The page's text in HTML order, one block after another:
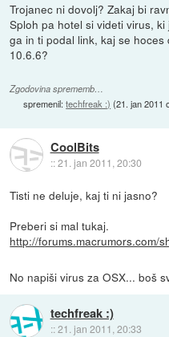
Trojanec ni dovolj? Zakaj bi
Sploh pa hotel si videti virus,
ga in ti podal link, kaj se
10.6.6?
Zgodovina sprememb…
spremenil:techfreak :) (21. jan 2011
CoolBits
::21. jan 2011, 20:30
Tisti ne deluje, kaj ti ni jasno?
Preberi si mal tukaj.
http://forums.macrumors.com/
No napiši virus za OSX... boš
techfreak :)
::21. jan 2011, 20:33